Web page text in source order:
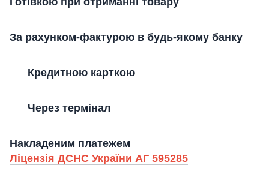
За рахунком-фактурою в будь-якому банку
Кредитною карткою
Через термінал
Накладеним платежем
Ліцензія ДСНС України АГ 595285